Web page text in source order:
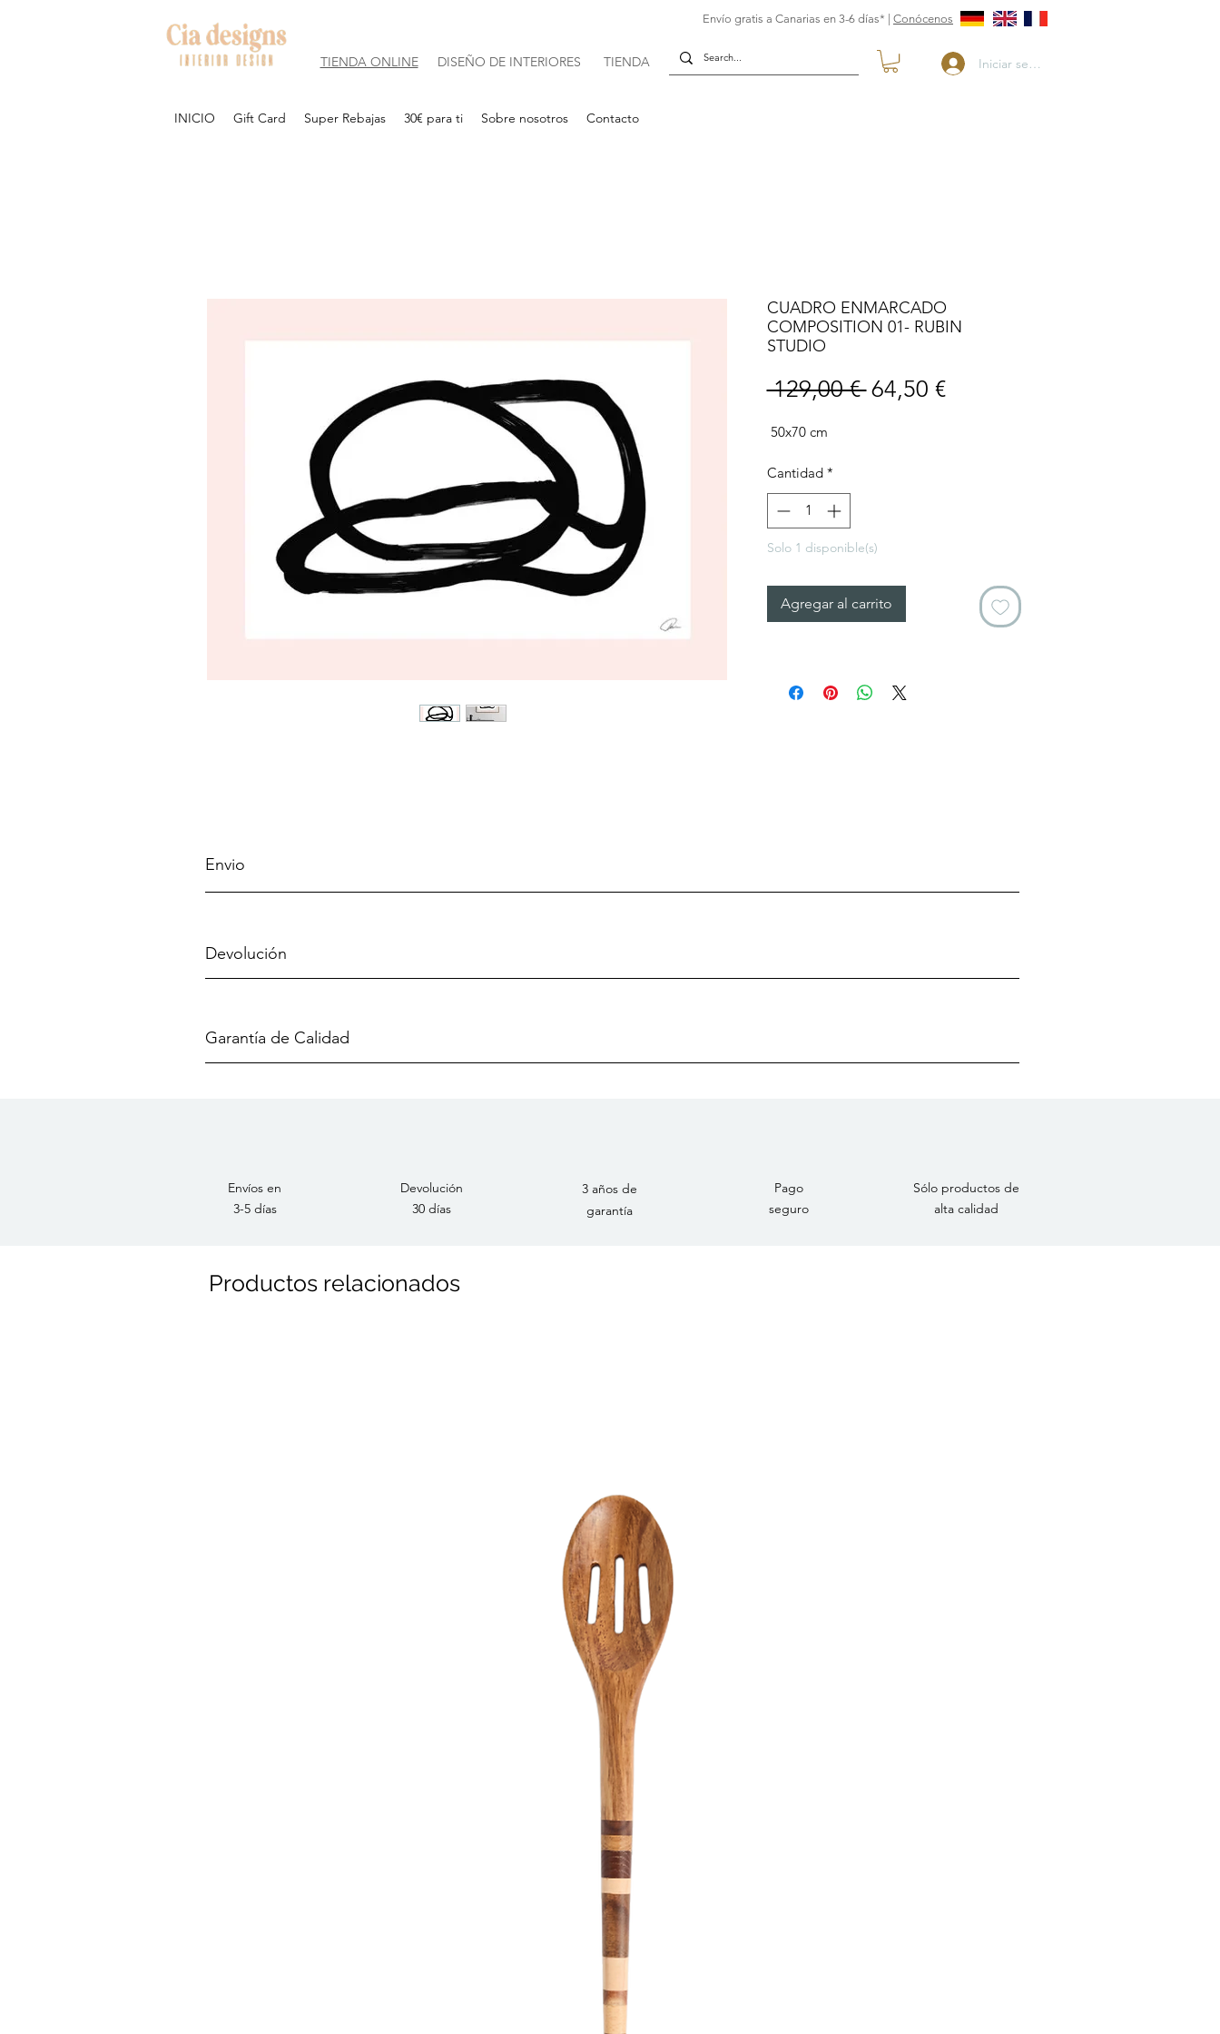
Envío gratis a Canarias en 3-6 días* | Conócenos
TIENDA ONLINE DISEÑO DE INTERIORES TIENDA Iniciar sesión
INICIO Gift Card Super Rebajas 30€ para ti Sobre nosotros Contacto
CUADRO ENMARCADO
COMPOSITION 01- RUBIN
STUDIO
129,00 € Precio
64,50 €Precio
50x70 cm
Cantidad *
Solo 1 disponible(s)
Agregar al carrito
Envio
Devolución
Garantía de Calidad
Envíos en
3-5 días
Devolución
30 días
3 años de
garantía
Pago
seguro
Sólo productos de
alta calidad
Productos relacionados